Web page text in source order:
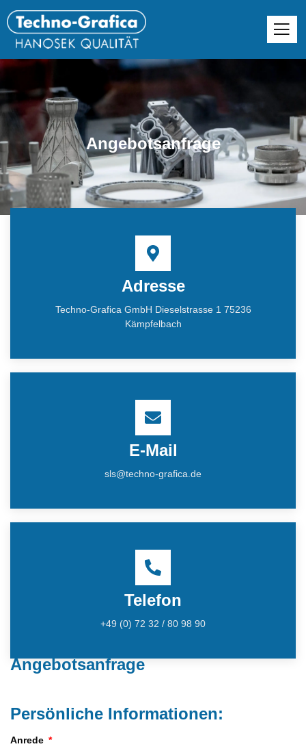
Angebotsanfrage
Adresse
Techno-Grafica GmbH Dieselstrasse 1 75236
Kämpfelbach
E-Mail
sls@techno-grafica.de
Telefon
+49 (0) 72 32 / 80 98 90
Angebotsanfrage
Persönliche Informationen:
Anrede